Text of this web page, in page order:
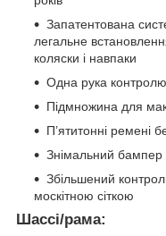
Запатентована
легальне
коляски і навпаки
Одна рука
Підмножина для
П’ятитонні ремені
Знімальний бампер
Збільшений
москітною сіткою
Шассі/рама: